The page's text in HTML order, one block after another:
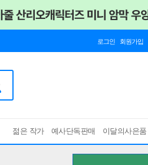
로그인 회원가입
젊은 작가 예사단독판매 이달의사은품